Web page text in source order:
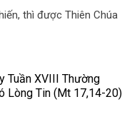
thì được Thiên Chúa
Tuần XVIII Thường
Lòng Tin (Mt 17,14-20)